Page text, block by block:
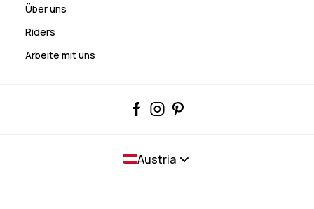
Über uns
Riders
Arbeite mit uns
Austria